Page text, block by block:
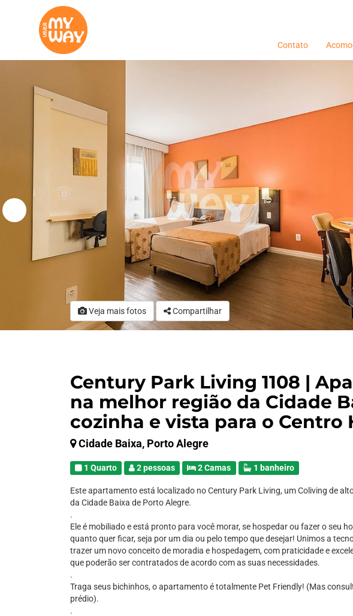
Contato
Veja mais fotos Compartilhar
Century Park Living 1108 |
na melhor região da Cidade
cozinha e vista para o Centro
Cidade Baixa, Porto Alegre
1 Quarto 2 pessoas 2 Camas 1 banheiro
Este apartamento está localizado no Century Park Living, um Coliving de
da Cidade Baixa de Porto Alegre.
.
Ele é mobiliado e está pronto para você morar, se hospedar ou fazer o seu
quanto quer ficar, seja por um dia ou pelo tempo que desejar! Unimos a
trazer um novo conceito de moradia e hospedagem, com praticidade e
que poderão ser contratados de acordo com as suas necessidades.
.
Traga seus bichinhos, o apartamento é totalmente Pet Friendly! (Mas
prédio).
.